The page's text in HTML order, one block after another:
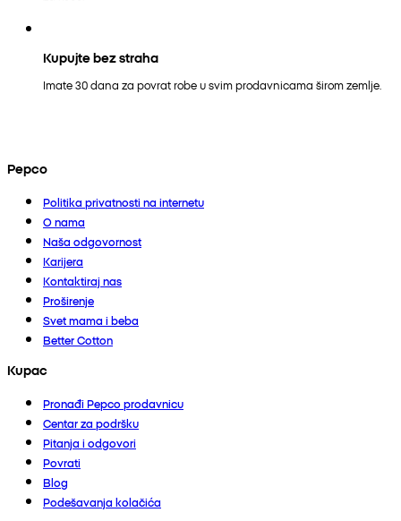
Kupujte bez straha
Imate 30 dana za povrat robe u svim prodavnicama širom zemlje.
Pepco
Politika privatnosti na internetu
O nama
Naša odgovornost
Karijera
Kontaktiraj nas
Proširenje
Svet mama i beba
Better Cotton
Kupac
Pronađi Pepco prodavnicu
Centar za podršku
Pitanja i odgovori
Povrati
Blog
Podešavanja kolačića